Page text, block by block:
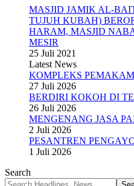
MASJID JAMIK AL-
TUJUH KUBAH)
HARAM, MASJID
MESIR
25 Juli 2021
Latest News
KOMPLEKS
27 Juli 2026
BERDIRI KOKOH DI
26 Juli 2026
MENGENANG JASA
2 Juli 2026
PESANTREN
1 Juli 2026
Search